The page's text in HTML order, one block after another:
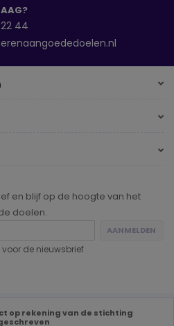
op rekening van de stichting
44
en blijf op de hoogte van het
doelen.
AANMELDEN
de nieuwsbrief